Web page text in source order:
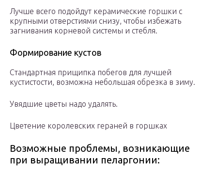
Лучше всего подойдут керамические горшки с
крупными отверстиями снизу, чтобы избежать
загнивания корневой системы и стебля.
Формирование кустов
Стандартная прищипка побегов для лучшей
кустистости, возможна небольшая обрезка в зиму.
Увядшие цветы надо удалять.
Цветение королевских гераней в горшках
Возможные проблемы, возникающие
при выращивании пеларгонии: